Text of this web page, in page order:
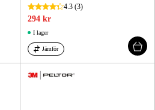
4.3 (3)
294 kr
I lager
Jämför